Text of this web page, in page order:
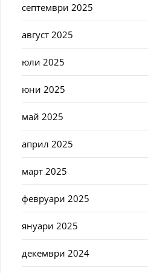
септември 2025
август 2025
юли 2025
юни 2025
май 2025
април 2025
март 2025
февруари 2025
януари 2025
декември 2024